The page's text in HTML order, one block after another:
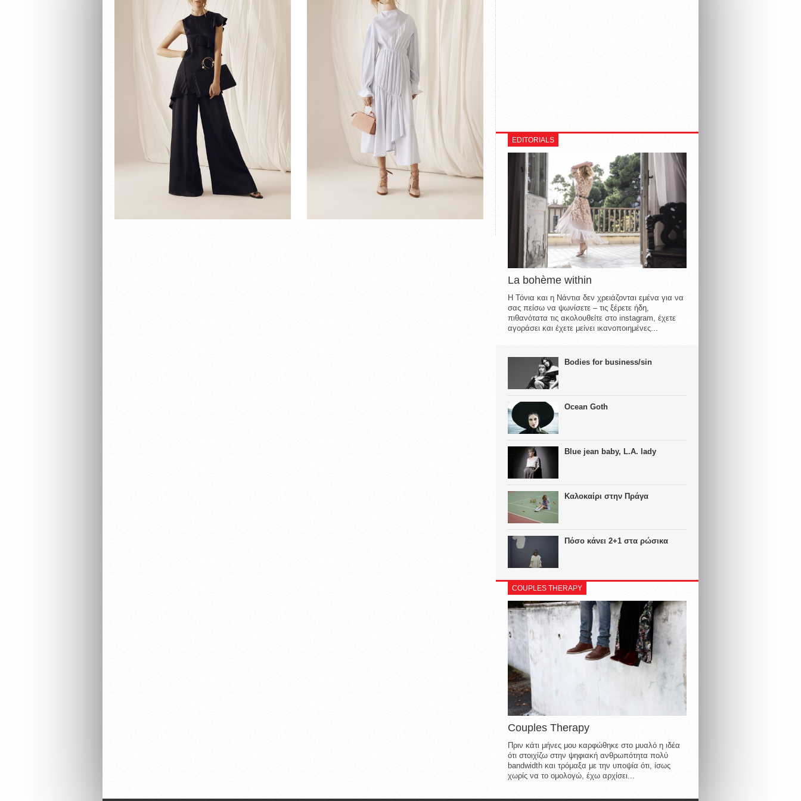
EDITORIALS
La bohème within
Η Τόνια και η Νάντια δεν χρειάζονται εμένα για να
σας πείσω να ψωνίσετε – τις ξέρετε ήδη,
πιθανότατα τις ακολουθείτε στο instagram, έχετε
αγοράσει και έχετε μείνει ικανοποιημένες...
Bodies for business/sin
Ocean Goth
Blue jean baby, L.A. lady
Καλοκαίρι στην Πράγα
Πόσο κάνει 2+1 στα ρώσικα
COUPLES THERAPY
Couples Therapy
Πριν κάτι μήνες μου καρφώθηκε στο μυαλό η ιδέα
ότι στοιχίζω στην ψηφιακή ανθρωπότητα πολύ
bandwidth και τρόμαξα με την υποψία ότι, ίσως
χωρίς να το ομολογώ, έχω αρχίσει...